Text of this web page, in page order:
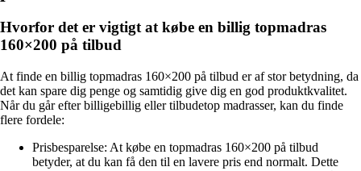
Hvorfor det er vigtigt at købe en billig topmadras
160×200 på tilbud
At finde en billig topmadras 160×200 på tilbud er af stor betydning, da
det kan spare dig penge og samtidig give dig en god produktkvalitet.
Når du går efter billigebillig eller tilbudetop madrasser, kan du finde
flere fordele:
Prisbesparelse: At købe en topmadras 160×200 på tilbud
betyder, at du kan få den til en lavere pris end normalt. Dette